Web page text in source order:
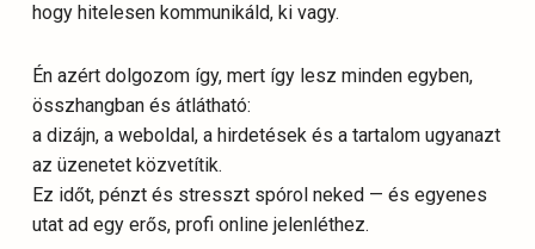
hogy hitelesen kommunikáld, ki vagy.
Én azért dolgozom így, mert így lesz minden egyben,
összhangban és átlátható:
a dizájn, a weboldal, a hirdetések és a tartalom ugyanazt
az üzenetet közvetítik.
Ez időt, pénzt és stresszt spórol neked — és egyenes
utat ad egy erős, profi online jelenléthez.